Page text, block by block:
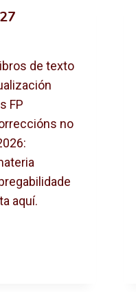
de texto
FP
no
aquí.